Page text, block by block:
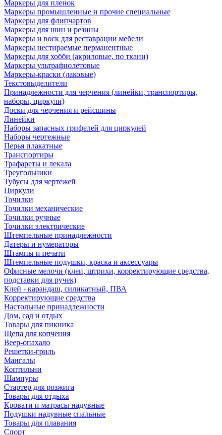
Маркеры для пленок
Маркеры промышленные и прочие специальные
Маркеры для флипчартов
Маркеры для шин и резины
Маркеры и воск для реставрации мебели
Маркеры нестираемые перманентные
Маркеры для хобби (акриловые, по ткани)
Маркеры ультрафиолетовые
Маркеры-краски (лаковые)
Текстовыделители
Принадлежности для черчения (линейки, транспортиры,
наборы, циркули)
Доски для черчения и рейсшины
Линейки
Наборы запасных грифелей для циркулей
Наборы чертежные
Перья плакатные
Транспортиры
Трафареты и лекала
Треугольники
Тубусы для чертежей
Циркули
Точилки
Точилки механические
Точилки ручные
Точилки электрические
Штемпельные принадлежности
Датеры и нумераторы
Штампы и печати
Штемпельные подушки, краска и аксессуары
Офисные мелочи (клеи, штрихи, корректирующие средства,
подставки для ручек)
Клей - карандаш, силикатный, ПВА
Корректирующие средства
Настольные принадлежности
Дом, сад и отдых
Товары для пикника
Щепа для копчения
Веер-опахало
Решетки-гриль
Мангалы
Коптильни
Шампуры
Стартер для розжига
Товары для отдыха
Кровати и матрасы надувные
Подушки надувные спальные
Товары для плавания
Спорт